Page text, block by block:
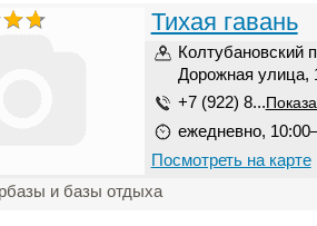
Тихая гавань
Колтубановский
Дорожная улица,
+7 (922) 8...
ежедневно,
Посмотреть на карте
и базы отдыха